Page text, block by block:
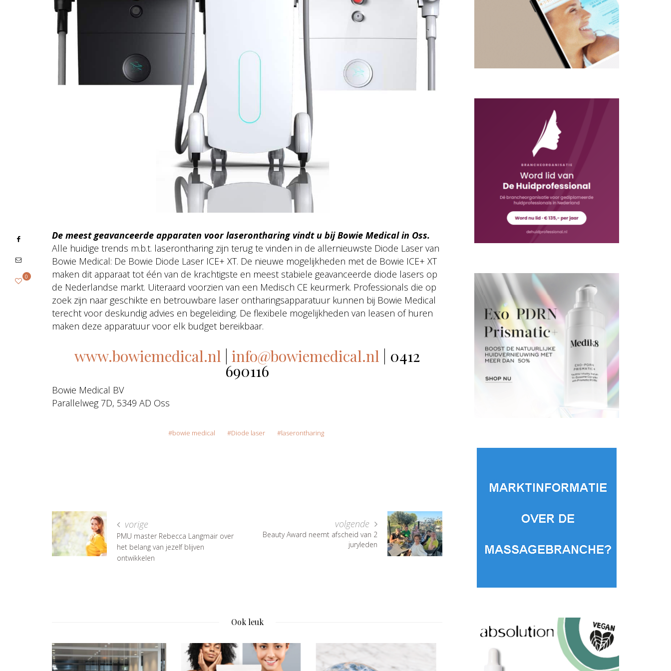
De meest geavanceerde apparaten voor laserontharing vindt u bij Bowie Medical in Oss.
Alle huidige trends m.b.t. laserontharing zijn terug te vinden in de allernieuwste Diode Laser van
Bowie Medical: De Bowie Diode Laser ICE+ XT. De nieuwe mogelijkheden met de Bowie ICE+ XT
maken dit apparaat tot één van de krachtigste en meest stabiele geavanceerde diode lasers op
de Nederlandse markt. Uiteraard voorzien van een Medisch CE keurmerk. Professionals die op
zoek zijn naar geschikte en betrouwbare laser ontharingsapparatuur kunnen bij Bowie Medical
terecht voor deskundig advies en begeleiding. De flexibele mogelijkheden van leasen of huren
maken deze apparatuur voor elk budget bereikbaar.
www.bowiemedical.nl info@bowiemedical.nl | 0412
690116
Bowie Medical BV
Parallelweg 7D, 5349 AD Oss
0
bowie medical Diode laser laserontharing
vorige
PMU master Rebecca Langmair over
het belang van jezelf blijven
ontwikkelen
volgende
Beauty Award neemt afscheid van 2
juryleden
Ook leuk